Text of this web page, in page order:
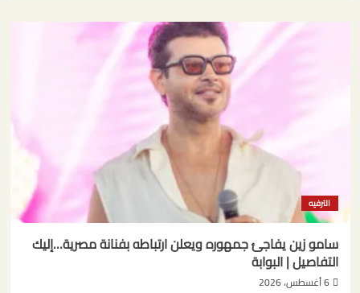
الترفيه
سامو زين يفاجئ جمهوره ويعلن ارتباطه بفنانة مصرية…إليك
التفاصيل | البوابة
6 أغسطس، 2026